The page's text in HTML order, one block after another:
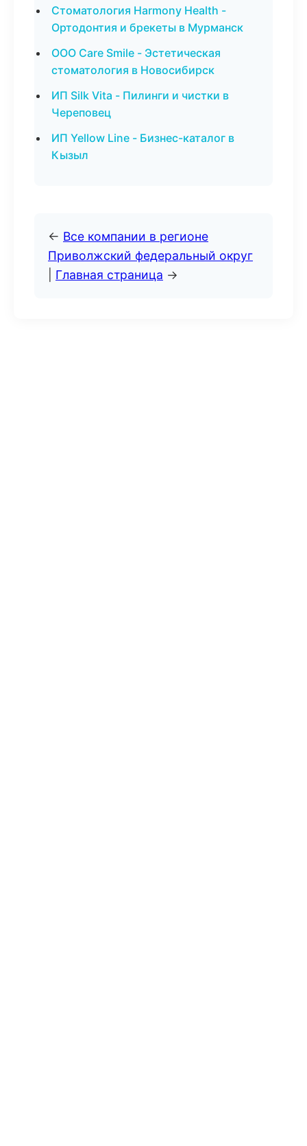
Стоматология Harmony Health -
Ортодонтия и брекеты в Мурманск
ООО Care Smile - Эстетическая
стоматология в Новосибирск
ИП Silk Vita - Пилинги и чистки в
Череповец
ИП Yellow Line - Бизнес-каталог в
Кызыл
← Все компании в регионе
Приволжский федеральный округ
Главная страница →